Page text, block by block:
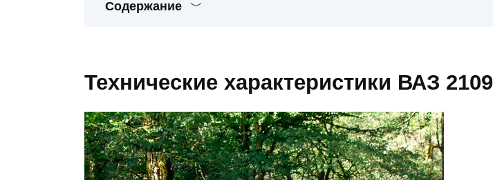
Содержание
Технические характеристики ВАЗ 2109